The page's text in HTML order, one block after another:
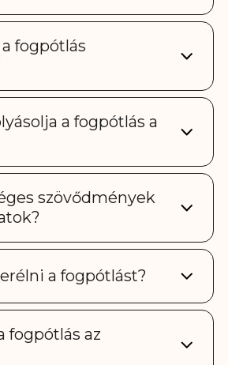
fogpótlás
a fogpótlás a
szövődmények
a fogpótlást?
fogpótlás az